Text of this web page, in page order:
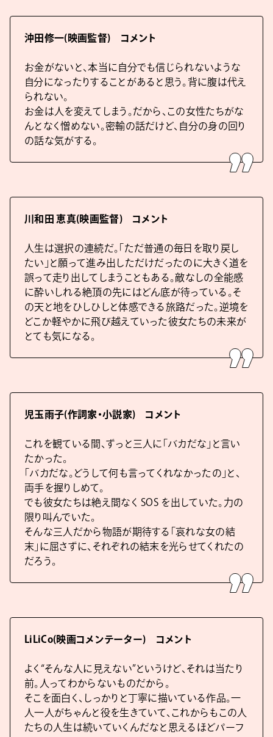
沖田修一(映画監督) コメント
お金がないと、本当に自分でも信じられないような
自分になったりすることがあると思う。背に腹は代え
られない。
お金は人を変えてしまう。だから、この女性たちがな
んとなく憎めない。密輸の話だけど、自分の身の回り
の話な気がする。
川和田 恵真(映画監督) コメント
人生は選択の連続だ。「ただ普通の毎日を取り戻し
たい」と願って進み出しただけだったのに大きく道を
誤って走り出してしまうこともある。敵なしの全能感
に酔いしれる絶頂の先にはどん底が待っている。そ
の天と地をひしひしと体感できる旅路だった。逆境を
どこか軽やかに飛び越えていった彼女たちの未来が
とても気になる。
児玉雨子(作詞家・小説家) コメント
これを観ている間、ずっと三人に「バカだな」と言い
たかった。
「バカだな。どうして何も言ってくれなかったの」と、
両手を握りしめて。
でも彼女たちは絶え間なく SOS を出していた。力の
限り叫んでいた。
そんな三人だから物語が期待する「哀れな女の結
末」に屈さずに、それぞれの結末を光らせてくれたの
だろう。
LiLiCo(映画コメンテーター) コメント
よく“そんな人に見えない”というけど、それは当たり
前。人ってわからないものだから。
そこを面白く、しっかりと丁寧に描いている作品。一
人一人がちゃんと役を生きていて、これからもこの人
たちの人生は続いていくんだなと思えるほどパーフ